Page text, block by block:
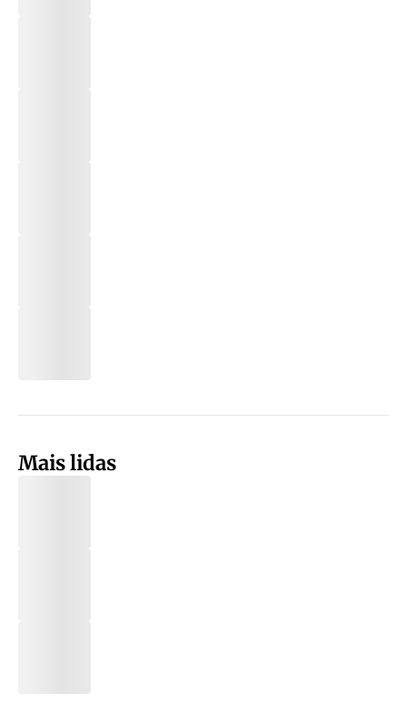
Mais lidas